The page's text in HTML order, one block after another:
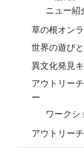
ニュー紹
草の根オン
世界の遊び
異文化発見
アウトリー
ー
ワークシ
アウトリー